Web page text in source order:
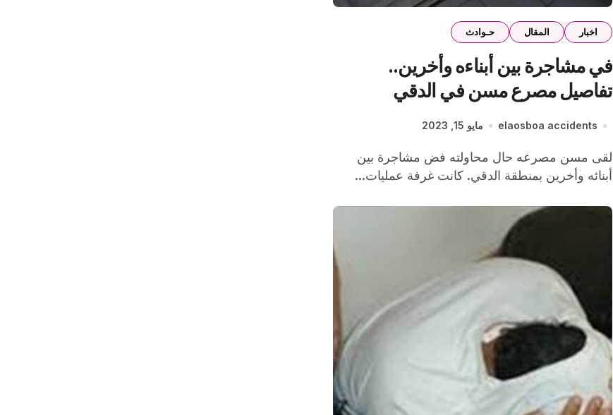
اخبار المقال حـوادث
في مشاجرة بين أبناءه وأخرين..
تفاصيل مصرع مسن في الدقي
elaosboa accidents مايو 15, 2023
لقى مسن مصرعه حال محاولته فض مشاجرة بين
أبنائه وأخرين بمنطقة الدقي. كانت غرفة عمليات...